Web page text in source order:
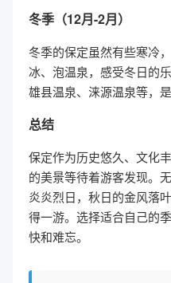
冬季（12月-2月）
冬季的保定虽然有些寒冷
冰、泡温泉，感受冬日的
雄县温泉、涞源温泉等，
总结
保定作为历史悠久、文化
的美景等待着游客发现。
炎炎烈日，秋日的金风落
得一游。选择适合自己的
快和难忘。